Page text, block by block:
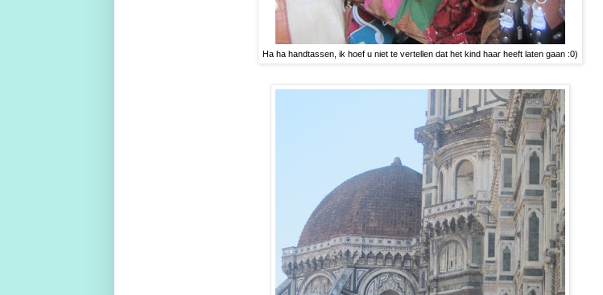
Ha ha handtassen, ik hoef u niet te vertellen dat het kind haar heeft laten gaan :0)